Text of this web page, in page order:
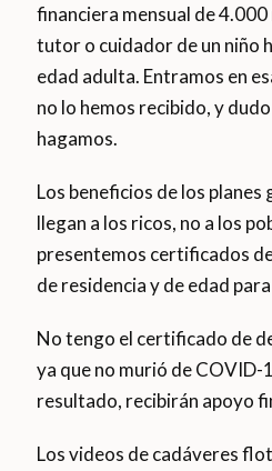
financiera mensual de
tutor o cuidador de un niño
edad adulta. Entramos en
no lo hemos recibido, y
hagamos.
Los beneficios de los
llegan a los ricos, no a los
presentemos certificados
de residencia y de edad
No tengo el certificado de
ya que no murió de COVID-
resultado, recibirán apoyo
Los videos de cadáveres